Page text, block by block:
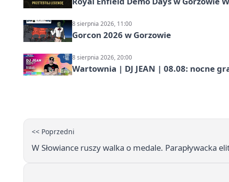
8 sierpnia 2026, 11:00
Gorcon 2026 w Gorzowie
8 sierpnia 2026, 20:00
Wartownia | DJ JEAN | 08.08: nocne
<< Poprzedni
W Słowiance ruszy walka o medale. Parapływacka